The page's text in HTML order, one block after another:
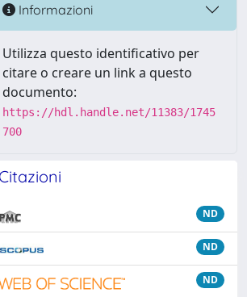
Informazioni
Utilizza questo identificativo per
citare o creare un link a questo
documento:
https://hdl.handle.net/11383/1745
700
Citazioni
ND
ND
ND